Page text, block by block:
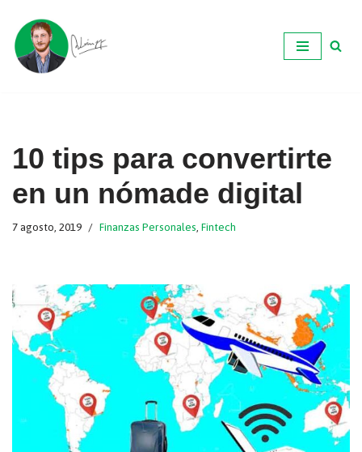
Ir
al
10 tips para convertirte
en un nómade digital
7 agosto, 2019 Finanzas Personales Fintech